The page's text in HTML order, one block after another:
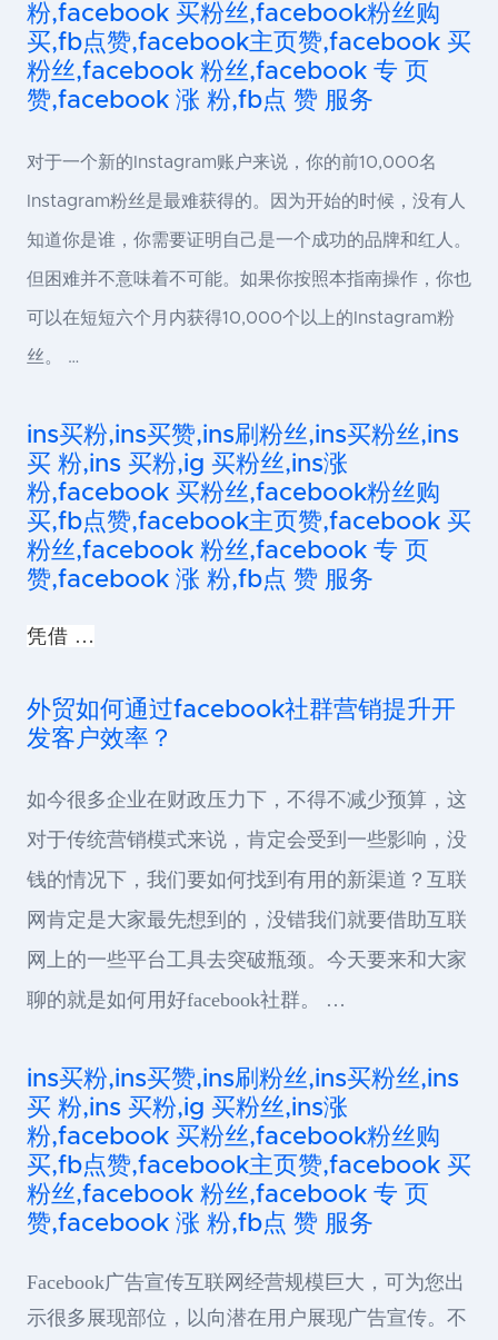
粉,facebook 买粉丝,facebook粉丝购
买,fb点赞,facebook主页赞,facebook 买
粉丝,facebook 粉丝,facebook 专 页
赞,facebook 涨 粉,fb点 赞 服务
对于一个新的Instagram账户来说，你的前10,000名
Instagram粉丝是最难获得的。因为开始的时候，没有人
知道你是谁，你需要证明自己是一个成功的品牌和红人。
但困难并不意味着不可能。如果你按照本指南操作，你也
可以在短短六个月内获得10,000个以上的Instagram粉
丝。 …
ins买粉,ins买赞,ins刷粉丝,ins买粉丝,ins
买 粉,ins 买粉,ig 买粉丝,ins涨
粉,facebook 买粉丝,facebook粉丝购
买,fb点赞,facebook主页赞,facebook 买
粉丝,facebook 粉丝,facebook 专 页
赞,facebook 涨 粉,fb点 赞 服务
凭借 …
外贸如何通过facebook社群营销提升开
发客户效率？
如今很多企业在财政压力下，不得不减少预算，这
对于传统营销模式来说，肯定会受到一些影响，没
钱的情况下，我们要如何找到有用的新渠道？互联
网肯定是大家最先想到的，没错我们就要借助互联
网上的一些平台工具去突破瓶颈。今天要来和大家
聊的就是如何用好facebook社群。 …
ins买粉,ins买赞,ins刷粉丝,ins买粉丝,ins
买 粉,ins 买粉,ig 买粉丝,ins涨
粉,facebook 买粉丝,facebook粉丝购
买,fb点赞,facebook主页赞,facebook 买
粉丝,facebook 粉丝,facebook 专 页
赞,facebook 涨 粉,fb点 赞 服务
Facebook广告宣传互联网经营规模巨大，可为您出
示很多展现部位，以向潜在用户展现广告宣传。不